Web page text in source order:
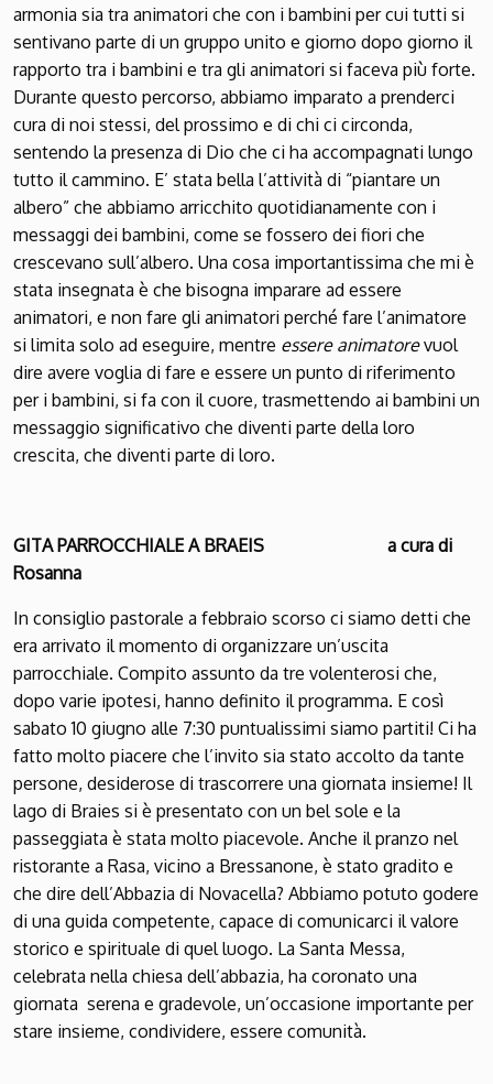
armonia sia tra animatori che con i bambini per cui tutti si
sentivano parte di un gruppo unito e giorno dopo giorno il
rapporto tra i bambini e tra gli animatori si faceva più forte.
Durante questo percorso, abbiamo imparato a prenderci
cura di noi stessi, del prossimo e di chi ci circonda,
sentendo la presenza di Dio che ci ha accompagnati lungo
tutto il cammino. E’ stata bella l’attività di “piantare un
albero” che abbiamo arricchito quotidianamente con i
messaggi dei bambini, come se fossero dei fiori che
crescevano sull’albero. Una cosa importantissima che mi è
stata insegnata è che bisogna imparare ad essere
animatori, e non fare gli animatori perché fare l’animatore
si limita solo ad eseguire, mentre essere animatorevuol
dire avere voglia di fare e essere un punto di riferimento
per i bambini, si fa con il cuore, trasmettendo ai bambini un
messaggio significativo che diventi parte della loro
crescita, che diventi parte di loro.
GITA PARROCCHIALE A BRAEIS a cura di
Rosanna
In consiglio pastorale a febbraio scorso ci siamo detti che
era arrivato il momento di organizzare un’uscita
parrocchiale. Compito assunto da tre volenterosi che,
dopo varie ipotesi, hanno definito il programma. E così
sabato 10 giugno alle 7:30 puntualissimi siamo partiti! Ci ha
fatto molto piacere che l’invito sia stato accolto da tante
persone, desiderose di trascorrere una giornata insieme! Il
lago di Braies si è presentato con un bel sole e la
passeggiata è stata molto piacevole. Anche il pranzo nel
ristorante a Rasa, vicino a Bressanone, è stato gradito e
che dire dell’Abbazia di Novacella? Abbiamo potuto godere
di una guida competente, capace di comunicarci il valore
storico e spirituale di quel luogo. La Santa Messa,
celebrata nella chiesa dell’abbazia, ha coronato una
giornata serena e gradevole, un’occasione importante per
stare insieme, condividere, essere comunità.